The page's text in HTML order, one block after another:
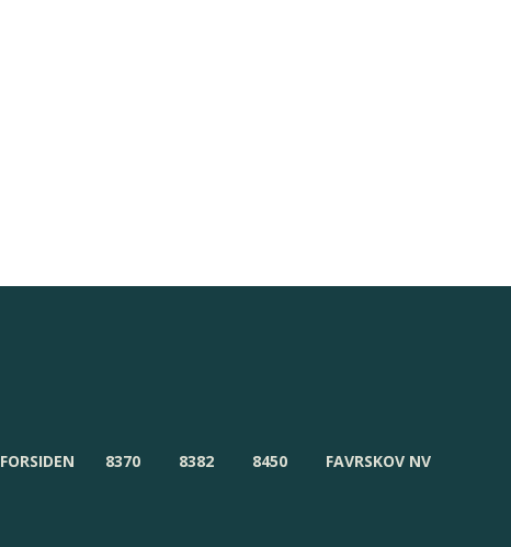
FORSIDEN 8370 8382 8450 FAVRSKOV NV